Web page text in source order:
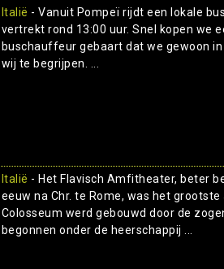
Italië - Vanuit Pompeï rijdt een lokale
vertrekt rond 13:00 uur. Snel kopen we
buschauffeur gebaart dat we gewoon
wij te begrijpen. ...
Italië - Het Flavisch Amfitheater, beter
eeuw na Chr. te Rome, was het
Colosseum werd gebouwd door de
begonnen onder de heerschappij ...